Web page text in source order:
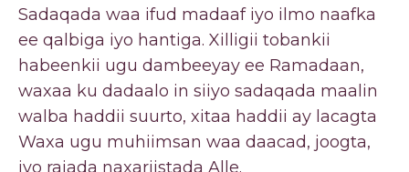
Sadaqada waa ifud madaaf iyo ilmo naafka
ee qalbiga iyo hantiga. Xilligii tobankii
habeenkii ugu dambeeyay ee Ramadaan,
waxaa ku dadaalo in siiyo sadaqada maalin
walba haddii suurto, xitaa haddii ay lacagta
Waxa ugu muhiimsan waa daacad, joogta,
iyo rajada naxariistada Alle.